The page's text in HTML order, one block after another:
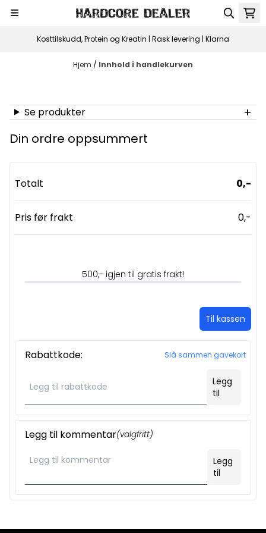
Hopp til innhold
Kosttilskudd, Protein og Kreatin | Rask levering | Klarna
Hjem / Innhold i handlekurven
Se produkter
Din ordre oppsummert
Totalt 0,-
Pris før frakt 0,-
500,- igjen til gratis frakt!
Til kassen
Rabattkode: Slå sammen gavekort
Legg
til
Legg til kommentar(valgfritt)
Legg
til